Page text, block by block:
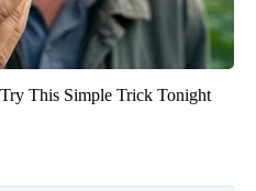
This Simple Trick Tonight